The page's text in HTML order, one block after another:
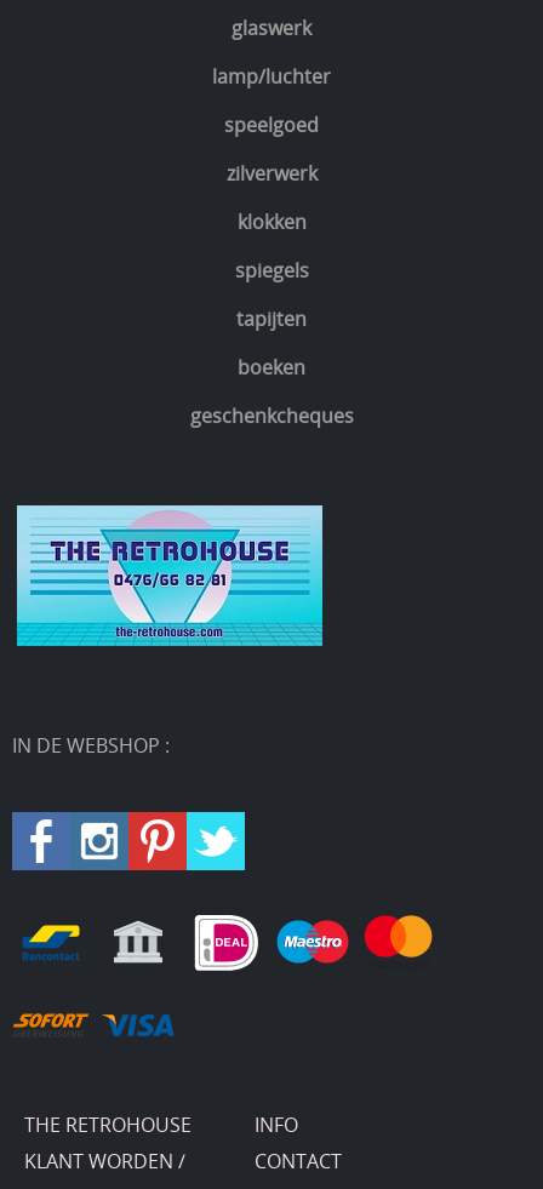
glaswerk
lamp/luchter
speelgoed
zilverwerk
klokken
spiegels
tapijten
boeken
geschenkcheques
IN DE WEBSHOP :
THE RETROHOUSE
INFO
KLANT WORDEN /
CONTACT